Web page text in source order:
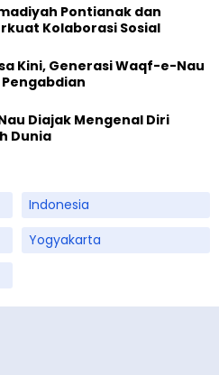
Pontianak dan
Kolaborasi Sosial
Kini, Generasi Waqf-e-Nau
Diajak Mengenal Diri
Dunia
Indonesia
Yogyakarta